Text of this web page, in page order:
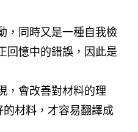
同時又是一種自我檢
回憶中的錯誤，因此是
會改善對材料的理
的材料，才容易翻譯成